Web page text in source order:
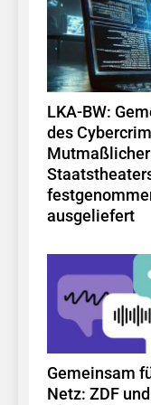
LKA-BW:
des
ausgeliefert
Gemeinsam
Netz: ZDF